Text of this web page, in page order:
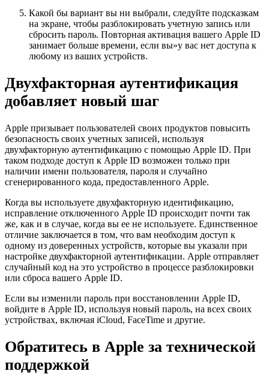
Какой бы вариант вы ни выбрали, следуйте подсказкам
на экране, чтобы разблокировать учетную запись или
сбросить пароль. Повторная активация вашего Apple ID
занимает больше времени, если вы»у вас нет доступа к
любому из ваших устройств.
Двухфакторная аутентификация
добавляет новый шаг
Apple призывает пользователей своих продуктов повысить
безопасность своих учетных записей, используя
двухфакторную аутентификацию с помощью Apple ID. При
таком подходе доступ к Apple ID возможен только при
наличии имени пользователя, пароля и случайно
сгенерированного кода, предоставленного Apple.
Когда вы используете двухфакторную идентификацию,
исправление отключенного Apple ID происходит почти так
же, как и в случае, когда вы ее не используете. Единственное
отличие заключается в том, что вам необходим доступ к
одному из доверенных устройств, которые вы указали при
настройке двухфакторной аутентификации. Apple отправляет
случайный код на это устройство в процессе разблокировки
или сброса вашего Apple ID.
Если вы изменили пароль при восстановлении Apple ID,
войдите в Apple ID, используя новый пароль, на всех своих
устройствах, включая iCloud, FaceTime и другие.
Обратитесь в Apple за технической
поддержкой